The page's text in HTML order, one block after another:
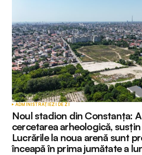
ADMINISTRAȚIEZI DE ZI
Noul stadion din Constanța:
cercetarea arheologică,
Lucrările la noua arenă sunt
înceapă în prima jumătate a